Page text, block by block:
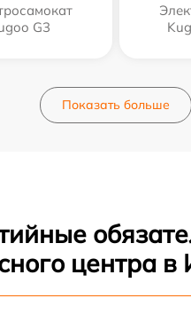
G3
Показать больше
центра в